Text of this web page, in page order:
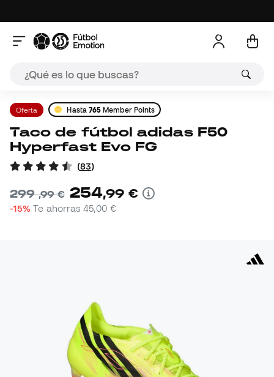
Oferta Hasta 765 Member Points
Taco de fútbol adidas F50
Hyperfast Evo FG
(83)
299,99 € 254,99 €
-15% Te ahorras45,00 €